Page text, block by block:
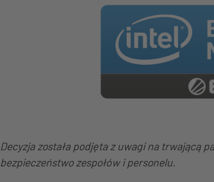
Decyzja została podjęta z uwagi na trwającą
bezpieczeństwo zespołów i personelu.